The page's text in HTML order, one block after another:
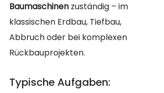
Baumaschinen zuständig – im
klassischen Erdbau, Tiefbau,
Abbruch oder bei komplexen
Rückbauprojekten.
Typische Aufgaben: